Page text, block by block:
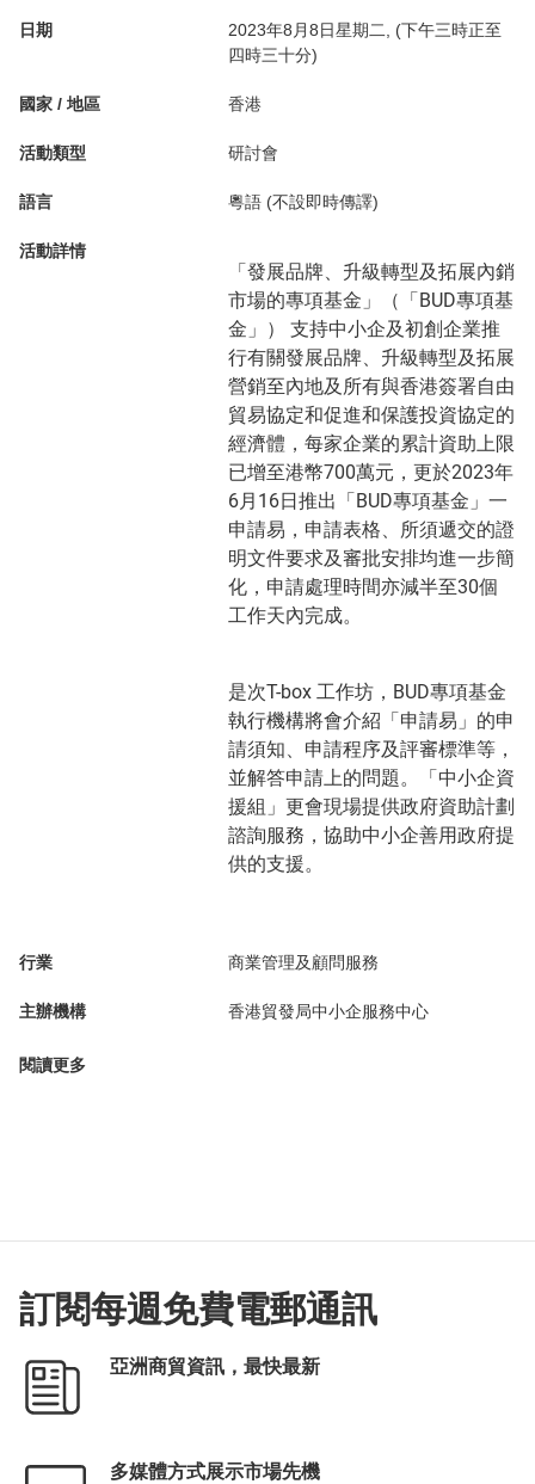
日期
2023年8月8日星期二, (下午三時正至
四時三十分)
國家 / 地區 香港
活動類型 研討會
語言 粵語 (不設即時傳譯)
活動詳情
「發展品牌、升級轉型及拓展內銷
市場的專項基金」（「BUD專項基
金」） 支持中小企及初創企業推
行有關發展品牌、升級轉型及拓展
營銷至內地及所有與香港簽署自由
貿易協定和促進和保護投資協定的
經濟體，每家企業的累計資助上限
已增至港幣700萬元，更於2023年
6月16日推出「BUD專項基金」一
申請易，申請表格、所須遞交的證
明文件要求及審批安排均進一步簡
化，申請處理時間亦減半至30個
工作天內完成。
是次T-box 工作坊，BUD專項基金
執行機構將會介紹「申請易」的申
請須知、申請程序及評審標準等，
並解答申請上的問題。「中小企資
援組」更會現場提供政府資助計劃
諮詢服務，協助中小企善用政府提
供的支援。
行業 商業管理及顧問服務
主辦機構 香港貿發局中小企服務中心
閱讀更多
訂閱每週免費電郵通訊
亞洲商貿資訊，最快最新
多媒體方式展示市場先機